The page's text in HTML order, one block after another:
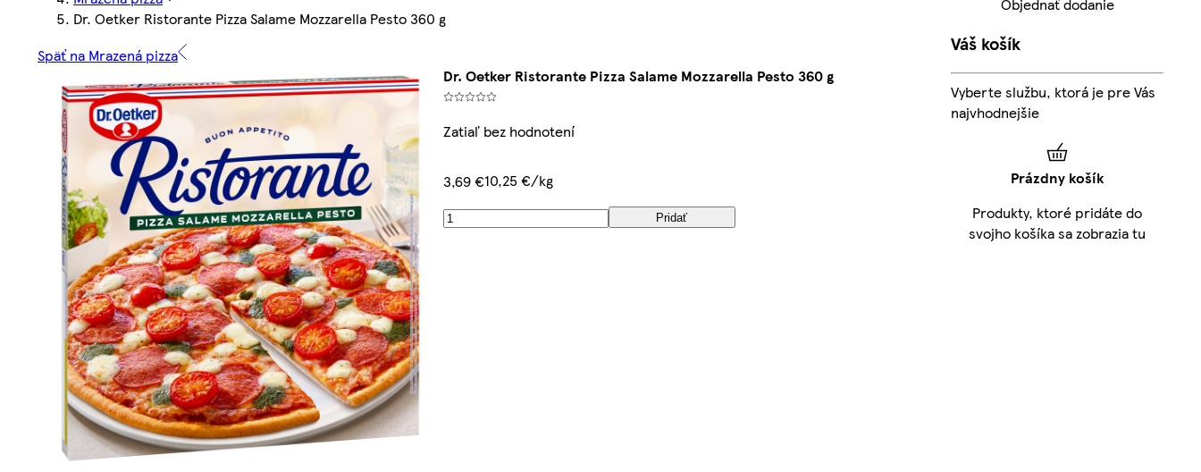
Dr. Oetker Ristorante Pizza Salame Mozzarella Pesto 360 g
Späť na Mrazená pizza
Dr. Oetker Ristorante Pizza Salame Mozzarella Pesto 360 g
Zatiaľ bez hodnotení
3,69 €10,25 €/kg
Pridať
Váš košík
Vyberte službu, ktorá je pre Vás
najvhodnejšie
Prázdny košík
Produkty, ktoré pridáte do
svojho košíka sa zobrazia tu